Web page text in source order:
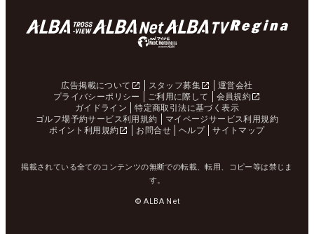
広告掲載について スタッフ募集
運営会社
プライバシーポリシー
ご利用に際して
会員規約
ガイドライン
特定商取引法に基づく表示
ゴルフ場予約サービス利用規約
マイページサービス利用規約
ポイント利用規約
お問合せ ヘルプ サイトマップ
掲載されている全てのコンテンツの無断での転載、転用、コピー等は禁じま
す。
© ALBA Net